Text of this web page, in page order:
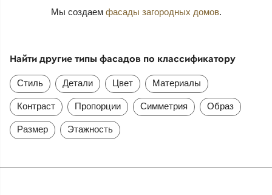
Мы создаем фасады загородных домов.
Найти другие типы фасадов по классификатору
Стиль Детали Цвет Материалы
Контраст Пропорции Симметрия Образ
Размер Этажность